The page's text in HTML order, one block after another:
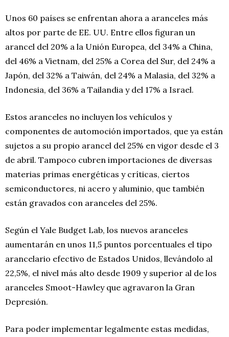
Unos 60 países se enfrentan ahora a aranceles más
altos por parte de EE. UU. Entre ellos figuran un
arancel del 20% a la Unión Europea, del 34% a China,
del 46% a Vietnam, del 25% a Corea del Sur, del 24% a
Japón, del 32% a Taiwán, del 24% a Malasia, del 32% a
Indonesia, del 36% a Tailandia y del 17% a Israel.
Estos aranceles no incluyen los vehículos y
componentes de automoción importados, que ya están
sujetos a su propio arancel del 25% en vigor desde el 3
de abril. Tampoco cubren importaciones de diversas
materias primas energéticas y críticas, ciertos
semiconductores, ni acero y aluminio, que también
están gravados con aranceles del 25%.
Según el Yale Budget Lab, los nuevos aranceles
aumentarán en unos 11,5 puntos porcentuales el tipo
arancelario efectivo de Estados Unidos, llevándolo al
22,5%, el nivel más alto desde 1909 y superior al de los
aranceles Smoot-Hawley que agravaron la Gran
Depresión.
Para poder implementar legalmente estas medidas,